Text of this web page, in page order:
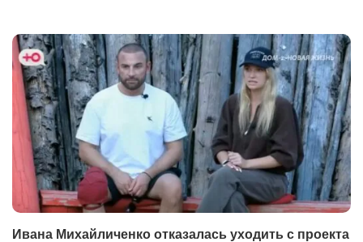
Ивана Михайличенко отказалась уходить с проекта